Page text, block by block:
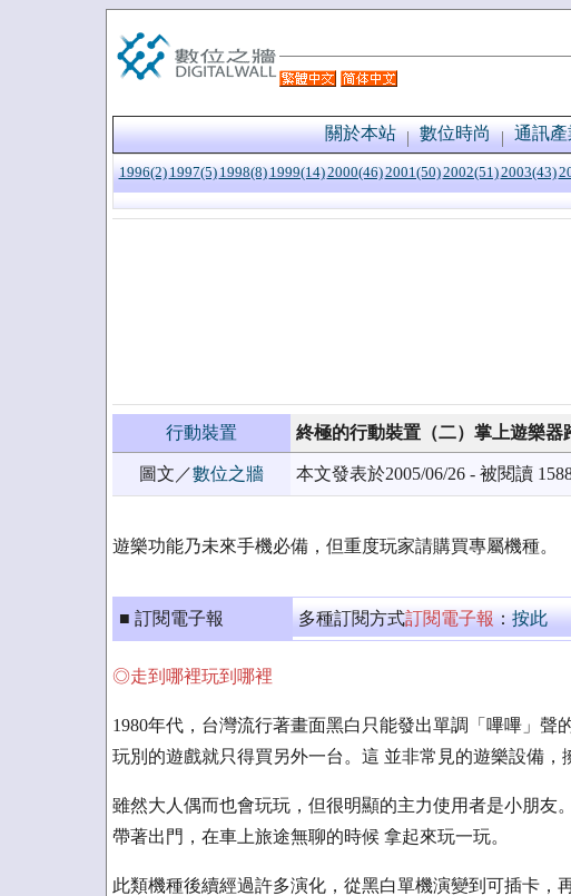
關於本站 數位時尚 通訊產
1996(2) 1997(5) 1998(8) 1999(14)2000(46)2001(50)2002(51)2003(43)
行動裝置 終極的行動裝置（二）掌上遊樂器
圖文／數位之牆 本文發表於2005/06/26 - 被閱讀
遊樂功能乃未來手機必備，但重度玩家請購買專屬機種。
■ 訂閱電子報 多種訂閱方式訂閱電子報：按此
◎走到哪裡玩到哪裡
1980年代，台灣流行著畫面黑白只能發出單調「嗶嗶」聲
玩別的遊戲就只得買另外一台。這 並非常見的遊樂設備，
雖然大人偶而也會玩玩，但很明顯的主力使用者是小朋友
帶著出門，在車上旅途無聊的時候 拿起來玩一玩。
此類機種後續經過許多演化，從黑白單機演變到可插卡，